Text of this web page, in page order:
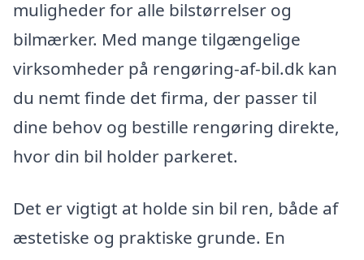
muligheder for alle bilstørrelser og
bilmærker. Med mange tilgængelige
virksomheder på rengøring-af-bil.dk kan
du nemt finde det firma, der passer til
dine behov og bestille rengøring direkte,
hvor din bil holder parkeret.
Det er vigtigt at holde sin bil ren, både af
æstetiske og praktiske grunde. En